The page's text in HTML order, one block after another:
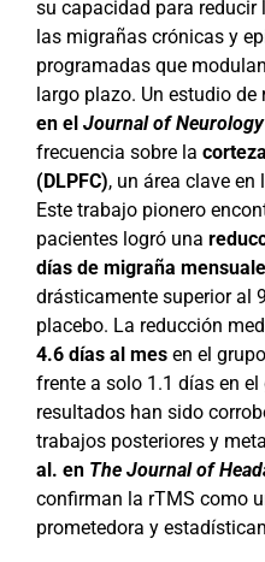
su capacidad para reducir
las migrañas crónicas y
programadas que
largo plazo. Un estudio de
en el Journal of Neurology
frecuencia sobre la
(DLPFC), un área clave
Este trabajo pionero
pacientes logró una
días de migraña
drásticamente superior al
placebo. La reducción
4.6 días al mesen el
frente a solo 1.1 días en
resultados han sido
trabajos posteriores y
al. en The Journal of
confirman la rTMS como
prometedora y